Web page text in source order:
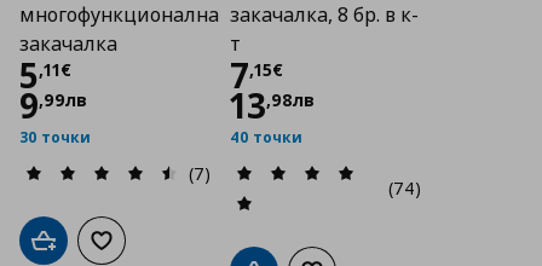
многофункционална
закачалка
5,11€
Цена
9,99лв
30 точки
(7)
Добави в кошницата
Добави към списъка с любими
закачалка, 8 бр. в к-
т
7,15€
Цена
13,98лв
40 точки
(74)